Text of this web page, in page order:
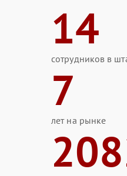
14
сотрудников в
7
лет на рынке